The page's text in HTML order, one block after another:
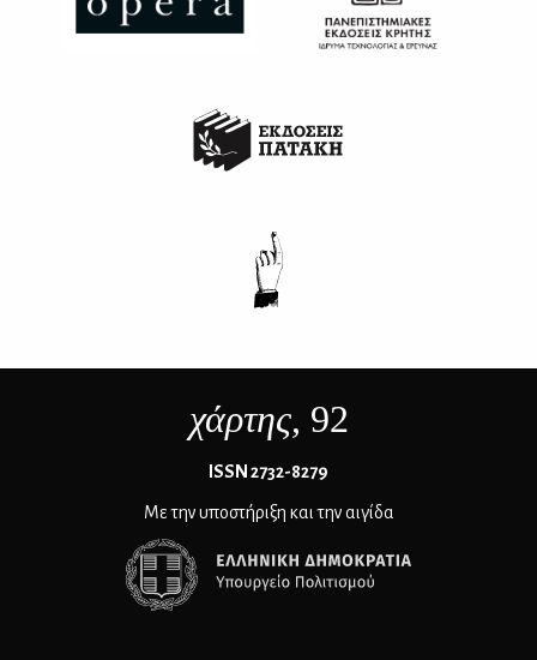
χάρτης, 92
ΙSSN 2732-8279
Με την υποστήριξη και την αιγίδα